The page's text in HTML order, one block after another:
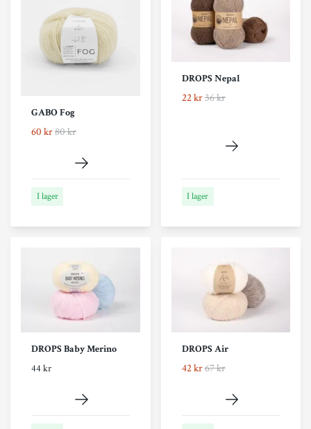
GABO Fog
60 kr80 kr
I lager
DROPS Nepal
22 kr36 kr
I lager
DROPS Baby Merino
44 kr
DROPS Air
42 kr67 kr